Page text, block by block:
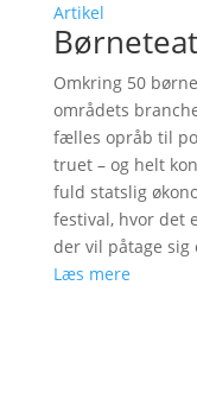
Artikel
Omkring 50
områdets
fælles opråb til
truet – og helt
fuld statslig
festival, hvor det
der vil påtage sig
Læs mere